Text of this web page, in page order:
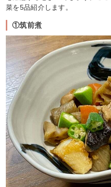
菜を5品紹介します。
①筑前煮